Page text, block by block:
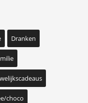
Dranken
choco